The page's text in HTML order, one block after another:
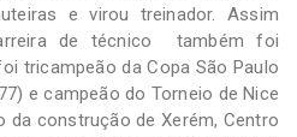
e virou treinador. Assim
de técnico também foi
tricampeão da Copa São Paulo
e campeão do Torneio de Nice
da construção de Xerém, Centro